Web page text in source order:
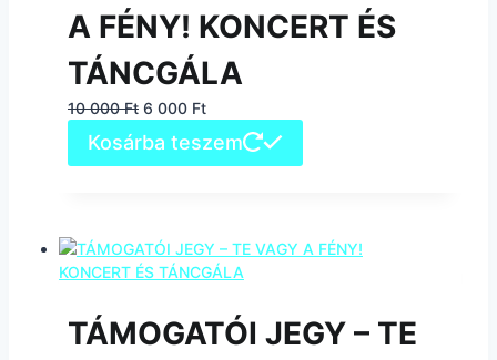
A FÉNY! KONCERT ÉS
TÁNCGÁLA
10 000Ft Original
was:
6 000 FtCurrent
is:
Kosárba teszem
TÁMOGATÓI JEGY – TE